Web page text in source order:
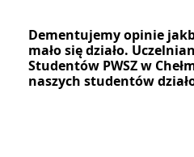
Dementujemy opinie
mało się działo.
Studentów PWSZ w
naszych studentów